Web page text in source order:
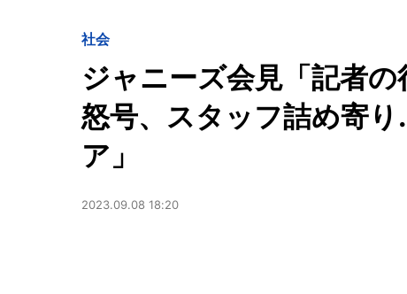
社会
ジャニーズ会見「記者
怒号、スタッフ詰め寄
ア」
2023.09.08 18:20